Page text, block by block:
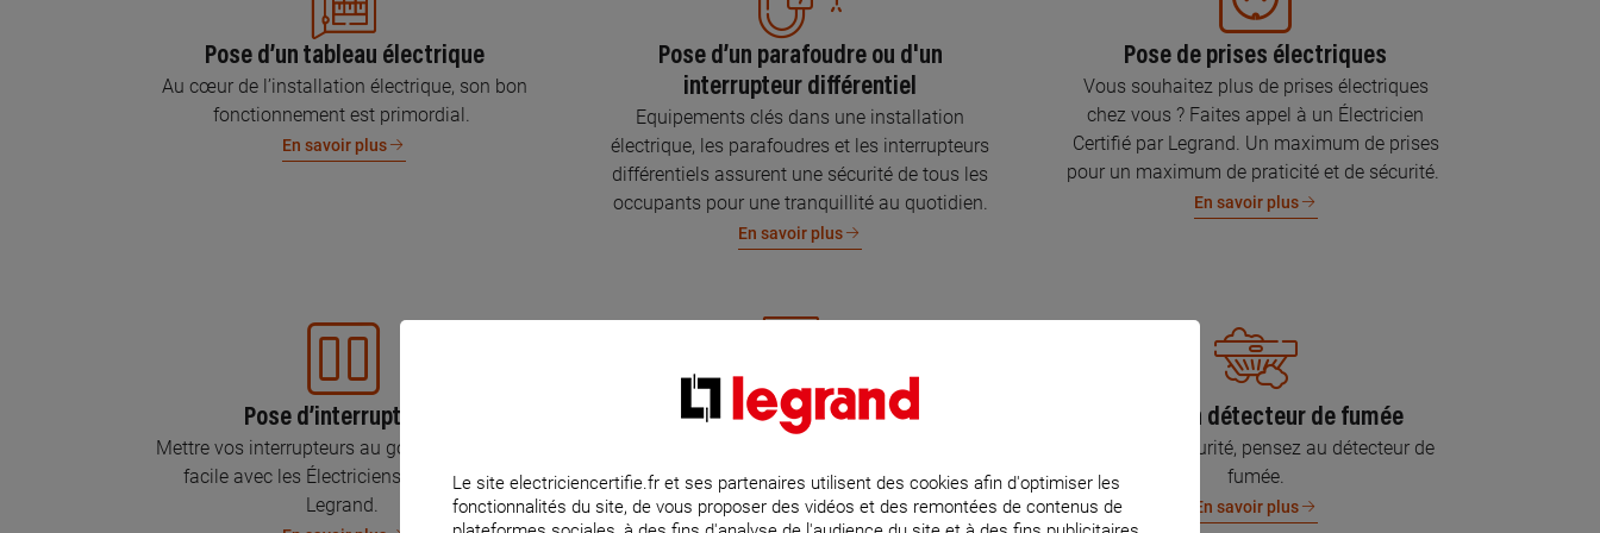
Pose d’un tableau électrique
Au cœur de l’installation électrique, son bon
fonctionnement est primordial.
En savoir plus
Pose d’un parafoudre ou d'un
interrupteur différentiel
Equipements clés dans une installation
électrique, les parafoudres et les interrupteurs
différentiels assurent une sécurité de tous les
occupants pour une tranquillité au quotidien.
En savoir plus
Pose de prises électriques
Vous souhaitez plus de prises électriques
chez vous ? Faites appel à un Électricien
Certifié par Legrand. Un maximum de prises
pour un maximum de praticité et de sécurité.
En savoir plus
Pose d’interrupteurs
Mettre vos interrupteurs au goût du jour, c’est
facile avec les Électriciens Certifiés par
Legrand.
Mise aux normes de l’installation
Parce que l’électricité implique la sécurité et la
protection de votre famille et de vos biens,
Pose d’un détecteur de fumée
Pour votre sécurité, pensez au détecteur de
fumée.
En savoir plus
Le site electriciencertifie.fr et ses partenaires utilisent des cookies afin d'optimiser les
fonctionnalités du site, de vous proposer des vidéos et des remontées de contenus de